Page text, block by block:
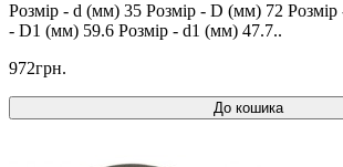
Розмір - d (мм) 35 Розмір - D (мм) 72
- D1 (мм) 59.6 Розмір - d1 (мм) 47.7..
972грн.
До кошика